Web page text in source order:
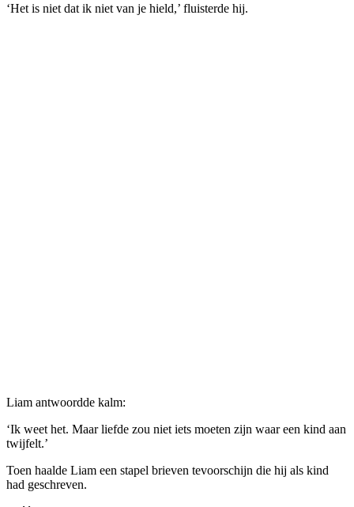
‘Het is niet dat ik niet van je hield,’ fluisterde hij.
Liam antwoordde kalm:
‘Ik weet het. Maar liefde zou niet iets moeten zijn waar een kind aan
twijfelt.’
Toen haalde Liam een ​​stapel brieven tevoorschijn die hij als kind
had geschreven.